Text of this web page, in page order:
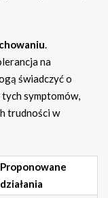
.
na
świadczyć o
symptomów,
trudności w
Proponowane
działania